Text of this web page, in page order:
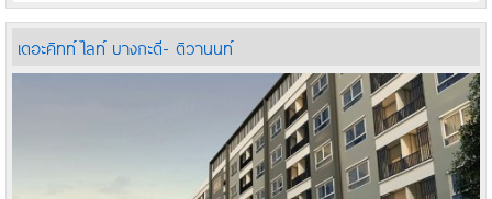
เดอะคิทท์ ไลท์ บางกะดี- ติวานนท์